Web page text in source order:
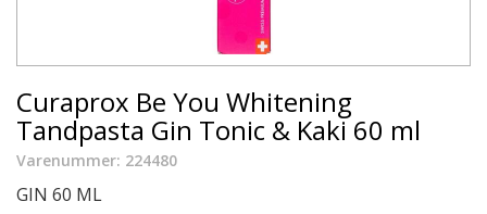
Curaprox Be You Whitening
Tandpasta Gin Tonic & Kaki 60 ml
Varenummer: 224480
GIN 60 ML